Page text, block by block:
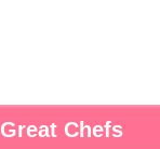
Great Chefs